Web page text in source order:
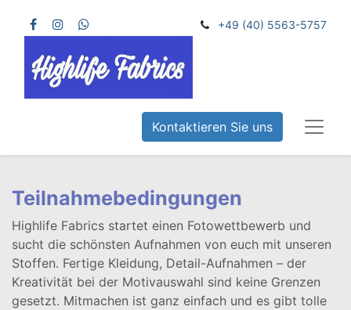
+49 (40) 5563-5757
Kontaktieren Sie uns
Teilnahmebedingungen
Highlife Fabrics startet einen Fotowettbewerb und
sucht die schönsten Aufnahmen von euch mit unseren
Stoffen. Fertige Kleidung, Detail-Aufnahmen – der
Kreativität bei der Motivauswahl sind keine Grenzen
gesetzt. Mitmachen ist ganz einfach und es gibt tolle